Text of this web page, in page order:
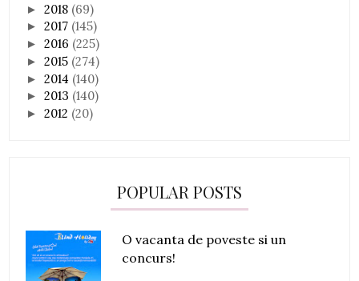
►2018 (69)
►2017 (145)
►2016 (225)
►2015 (274)
►2014 (140)
►2013 (140)
►2012 (20)
POPULAR POSTS
O vacanta de poveste si un
concurs!